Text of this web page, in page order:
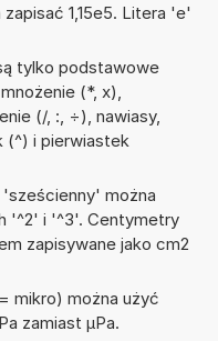
1,15e5. Litera 'e'
tylko podstawowe
(*, x),
(/, :, ÷), nawiasy,
(^) i pierwiastek
można
'^2' i '^3'. Centymetry
zapisywane jako cm2
mikro) można użyć
zamiast µPa.